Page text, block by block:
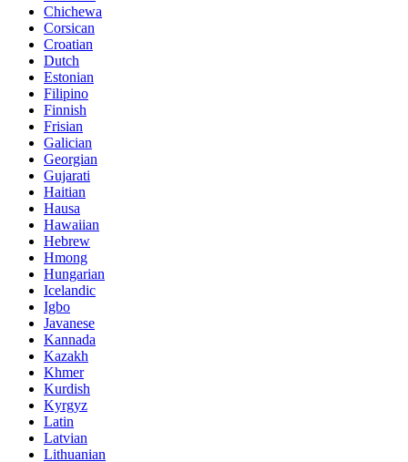
Chichewa
Corsican
Croatian
Dutch
Estonian
Filipino
Finnish
Frisian
Galician
Georgian
Gujarati
Haitian
Hausa
Hawaiian
Hebrew
Hmong
Hungarian
Icelandic
Igbo
Javanese
Kannada
Kazakh
Khmer
Kurdish
Kyrgyz
Latin
Latvian
Lithuanian